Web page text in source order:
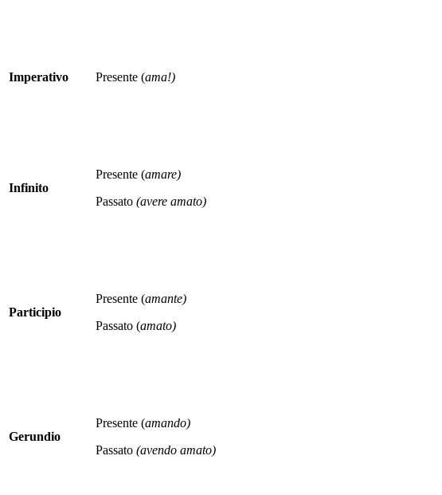
Imperativo Presente (ama!)
Infinito
Presente (amare)
Passato (avere amato)
Participio
Presente (amante)
Passato (amato)
Gerundio
Presente (amando)
Passato (avendo amato)